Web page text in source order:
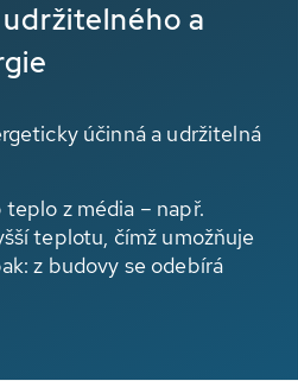
a
účinná a udržitelná
z média – např.
teplotu, čímž umožňuje
z budovy se odebírá